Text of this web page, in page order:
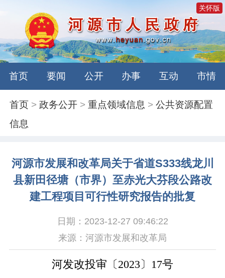
关怀版
首页 要闻 公开 办事 互动 市情
首页 >政务公开 >重点领域信息 >公共资源配置
信息
河源市发展和改革局关于省道S333线龙川
县新田径塘（市界）至赤光大芬段公路改
建工程项目可行性研究报告的批复
日期：2023-12-27 09:46:22
来源：河源市发展和改革局
河发改投审〔 2023 〕 17号